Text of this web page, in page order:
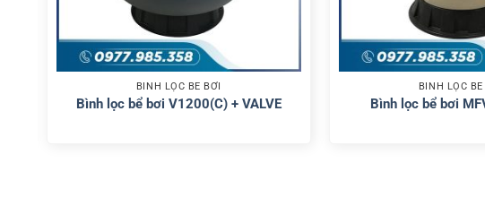
BÌNH LỌC BỂ BƠI
Bình lọc bể bơi V1200(C) + VALVE
BÌNH LỌC BỂ
Bình lọc bể bơi